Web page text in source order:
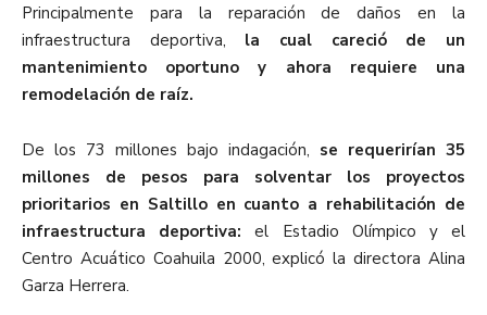
Principalmente para la reparación de daños en la
infraestructura deportiva, la cual careció de un
mantenimiento oportuno y ahora requiere una
remodelación de raíz.
De los 73 millones bajo indagación, se requerirían 35
millones de pesos para solventar los proyectos
prioritarios en Saltillo en cuanto a rehabilitación de
infraestructura deportiva: el Estadio Olímpico y el
Centro Acuático Coahuila 2000, explicó la directora Alina
Garza Herrera.